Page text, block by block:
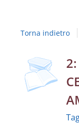
Torna indietro
del